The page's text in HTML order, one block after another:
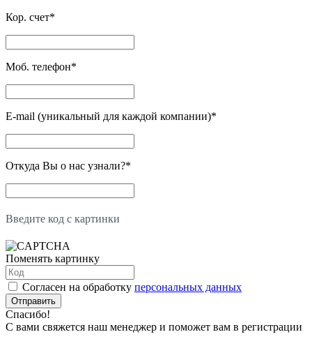
Кор. счет*
Моб. телефон*
E-mail (уникальный для каждой компании)*
Откуда Вы о нас узнали?*
Введите код с картинки
Поменять картинку
Согласен на обработку персональных данных
Отправить
Спасибо!
С вами свяжется наш менеджер и поможет вам в регистрации